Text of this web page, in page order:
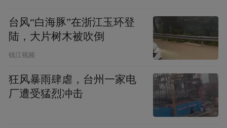
台风“白海豚”在浙江玉环登
陆，大片树木被吹倒
钱江视频
狂风暴雨肆虐，台州一家电
厂遭受猛烈冲击